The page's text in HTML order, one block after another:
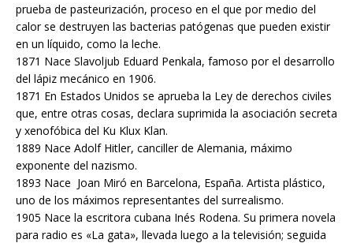
prueba de pasteurización, proceso en el que por medio del
calor se destruyen las bacterias patógenas que pueden existir
en un líquido, como la leche.
1871 Nace Slavoljub Eduard Penkala, famoso por el desarrollo
del lápiz mecánico en 1906.
1871 En Estados Unidos se aprueba la Ley de derechos civiles
que, entre otras cosas, declara suprimida la asociación secreta
y xenofóbica del Ku Klux Klan.
1889 Nace Adolf Hitler, canciller de Alemania, máximo
exponente del nazismo.
1893 Nace Joan Miró en Barcelona, España. Artista plástico,
uno de los máximos representantes del surrealismo.
1905 Nace la escritora cubana Inés Rodena. Su primera novela
para radio es «La gata», llevada luego a la televisión; seguida